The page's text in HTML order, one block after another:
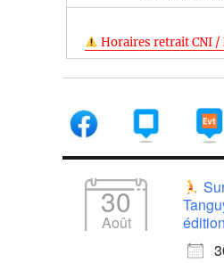
Horaires retrait CNI /
30
Août
édition